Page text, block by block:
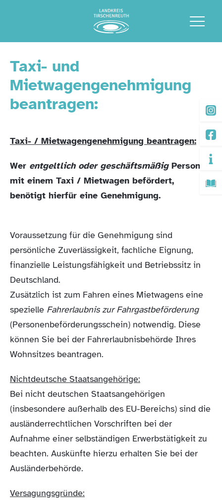
Taxi- und
Mietwagengenehmigung
beantragen:
Taxi- / Mietwagengenehmigung beantragen:
Wer entgeltlich oder geschäftsmäßigPersonen
mit einem Taxi / Mietwagen befördert,
benötigt hierfür eine Genehmigung.
Voraussetzung für die Genehmigung sind
persönliche Zuverlässigkeit, fachliche Eignung,
finanzielle Leistungsfähigkeit und Betriebssitz in
Deutschland.
Zusätzlich ist zum Fahren eines Mietwagens eine
spezielle Fahrerlaubnis zur Fahrgastbeförderung
(Personenbeförderungsschein) notwendig. Diese
können Sie bei der Fahrerlaubnisbehörde Ihres
Wohnsitzes beantragen.
Nichtdeutsche Staatsangehörige:
Bei nicht deutschen Staatsangehörigen
(insbesondere außerhalb des EU-Bereichs) sind die
ausländerrechtlichen Vorschriften bei der
Aufnahme einer selbständigen Erwerbstätigkeit zu
beachten. Auskünfte hierzu erhalten Sie bei der
Ausländerbehörde.
Versagungsgründe: